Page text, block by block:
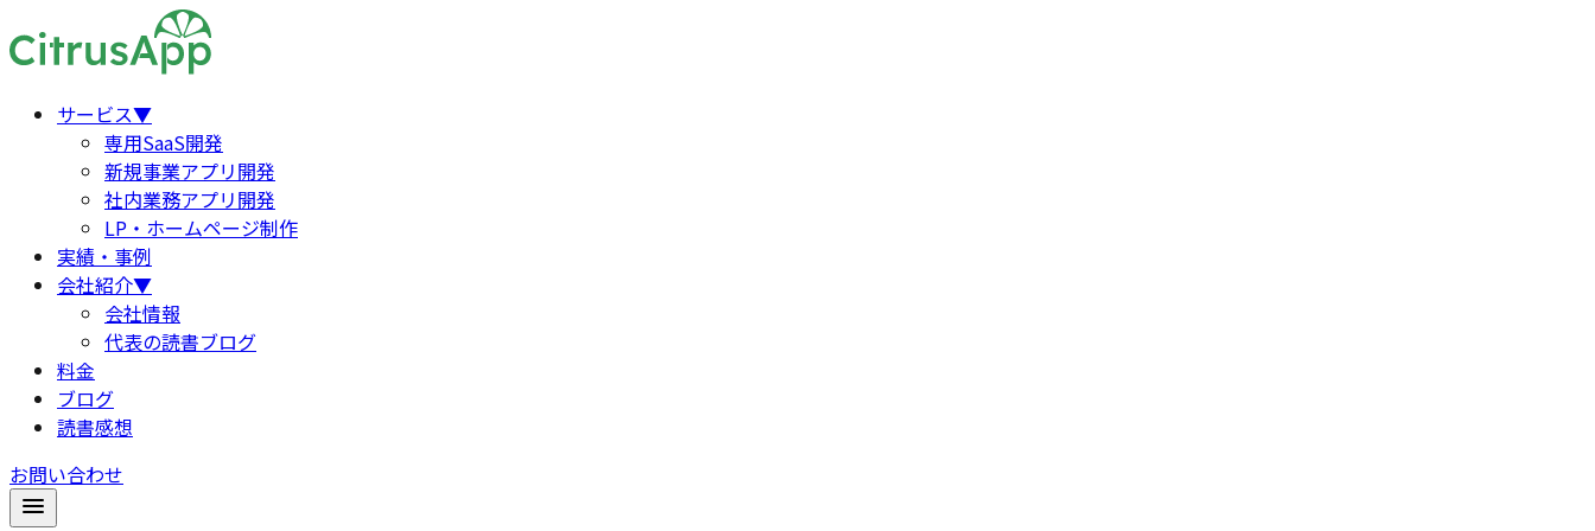
サービス▼
専用SaaS開発
新規事業アプリ開発
社内業務アプリ開発
LP・ホームページ制作
実績・事例
会社紹介▼
会社情報
代表の読書ブログ
料金
ブログ
読書感想
お問い合わせ